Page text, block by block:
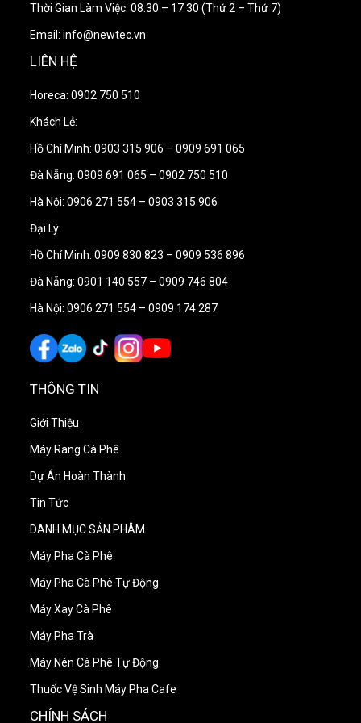
Công suất: 500g
Thời gian rang: Khoảng 7 phút
Nhiệt độ rang: Tối đa 250°
Xả và làm mát tự động
Lưu (tối đa 10 cài đặt rang), chỉnh sửa và chia sẻ
hồ sơ
Màn hình cảm ứng LCD TFT 4,3 inch
Có thể điều khiển hoàn toàn tốc độ xoay của bộ
Kết nối với máy tính qua USB
Thân chính: 317 x 620 x 534 mm/28,8kg
Bộ thu vỏ hạt cà phê: 230 x 807 x 240 mm/8,1kg
Ưu điểm
Thiết kế hiện đại và sang trọng
Chất lượng sản xuất cao
Các tính năng hiện đại, dễ sử dụng
Thời Gian Làm Việc: 08:30 – 17:30 (Thứ 2 – Thứ 7)
Email: info@newtec.vn
LIÊN HỆ
Horeca: 0902 750 510
Khách Lẻ:
Hồ Chí Minh: 0903 315 906 – 0909 691 065
Đà Nẵng: 0909 691 065 – 0902 750 510
Hà Nội: 0906 271 554 – 0903 315 906
Đại Lý:
Hồ Chí Minh: 0909 830 823 – 0909 536 896
Đà Nẵng: 0901 140 557 – 0909 746 804
Hà Nội: 0906 271 554 – 0909 174 287
THÔNG TIN
Giới Thiệu
Máy Rang Cà Phê
Dự Án Hoàn Thành
Tin Tức
DANH MỤC SẢN PHÂM
Máy Pha Cà Phê
Máy Pha Cà Phê Tự Động
Máy Xay Cà Phê
Máy Pha Trà
Máy Nén Cà Phê Tự Động
Thuốc Vệ Sinh Máy Pha Cafe
CHÍNH SÁCH